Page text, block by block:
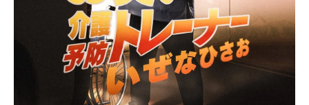
毎日の健康習慣に役立つDVD体操の効果一
覧
リハビリ体操DVDで筋力アップを目指す秘
訣
転倒予防に効くDVDエクササイズの実践法